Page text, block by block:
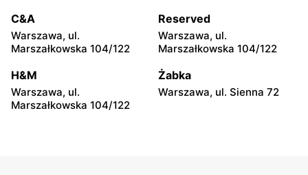
Hyżne, ul. Hyżne 100 Jarosław, ul. Pełkińska 147
moje sklepy moje sklepy
C&A
Warszawa, ul.
Marszałkowska 104/122
Reserved
Warszawa, ul.
Marszałkowska 104/122
H&M
Warszawa, ul.
Marszałkowska 104/122
Żabka
Warszawa, ul. Sienna 72